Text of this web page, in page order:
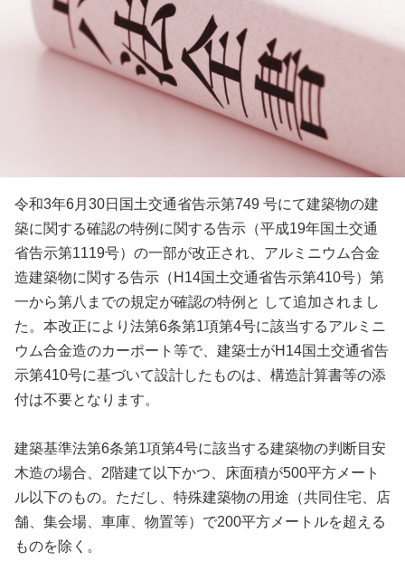
令和3年6月30日国土交通省告示第749 号にて建築物の建
築に関する確認の特例に関する告示（平成19年国土交通
省告示第1119号）の一部が改正され、アルミニウム合金
造建築物に関する告示（H14国土交通省告示第410号）第
一から第八までの規定が確認の特例と して追加されまし
た。本改正により法第6条第1項第4号に該当するアルミニ
ウム合金造のカーポート等で、建築士がH14国土交通省告
示第410号に基づいて設計したものは、構造計算書等の添
付は不要となります。
建築基準法第6条第1項第4号に該当する建築物の判断目安
木造の場合、2階建て以下かつ、床面積が500平方メート
ル以下のもの。ただし、特殊建築物の用途（共同住宅、店
舗、集会場、車庫、物置等）で200平方メートルを超える
ものを除く。